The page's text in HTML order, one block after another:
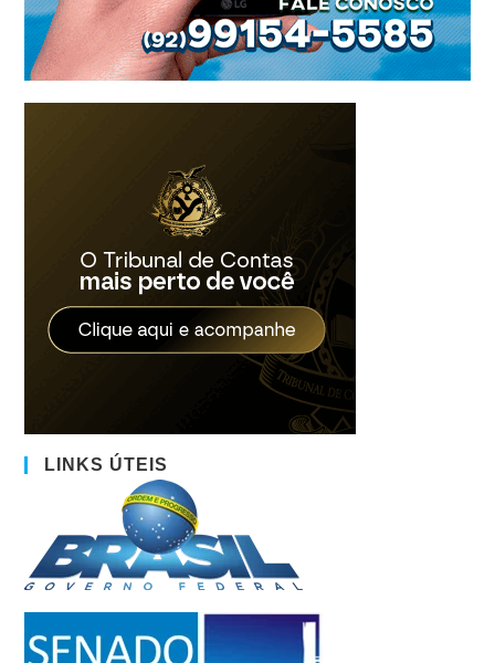
LINKS ÚTEIS